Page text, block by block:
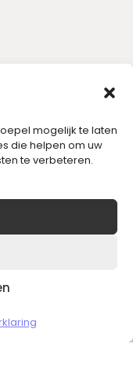
mogelijk te laten
die helpen om uw
te verbeteren.